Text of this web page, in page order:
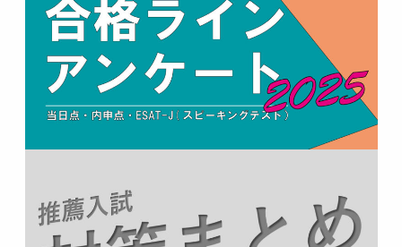
卒業できるよう時間割を組むと、結…
都立小平高校 に在校生
2026年5月10日
最寄り駅から10分で着きます。 小平駅の方にはお
店がたくさん。 青梅街道は少…
都立第四商業高校にユーフォニアム*より
まじでわかる！ スカートとかスラックスが明るい
時間に見る時と夜の時で柄の見え方…